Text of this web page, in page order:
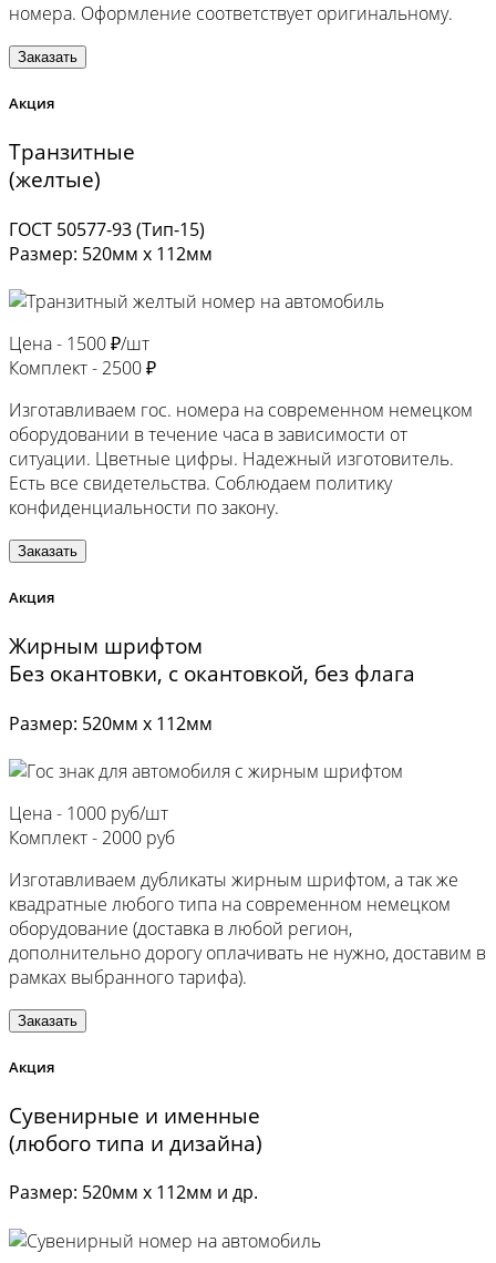
номера. Оформление соответствует оригинальному.
Заказать
Акция
Транзитные
(желтые)
ГОСТ 50577-93 (Тип-15)
Размер: 520мм х 112мм
Цена - 1500 ₽/шт
Комплект - 2500 ₽
Изготавливаем гос. номера на современном немецком
оборудовании в течение часа в зависимости от
ситуации. Цветные цифры. Надежный изготовитель.
Есть все свидетельства. Соблюдаем политику
конфиденциальности по закону.
Заказать
Акция
Жирным шрифтом
Без окантовки, с окантовкой, без флага
Размер: 520мм х 112мм
Цена - 1000 руб/шт
Комплект - 2000 руб
Изготавливаем дубликаты жирным шрифтом, а так же
квадратные любого типа на современном немецком
оборудование (доставка в любой регион,
дополнительно дорогу оплачивать не нужно, доставим в
рамках выбранного тарифа).
Заказать
Акция
Сувенирные и именные
(любого типа и дизайна)
Размер: 520мм х 112мм и др.